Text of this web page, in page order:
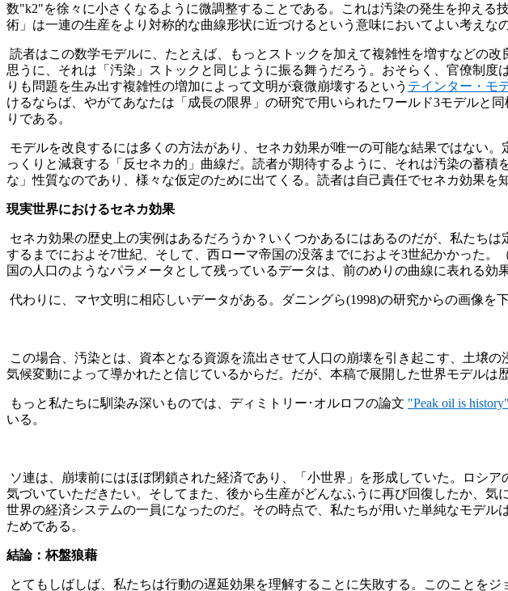
数"k2"を徐々に小さくなるように微調整することである。これは汚染の発生を抑え
術」は一連の生産をより対称的な曲線形状に近づけるという意味においてよい考えな
読者はこの数学モデルに、たとえば、もっとストックを加えて複雑性を増すなどの
思うに、それは「汚染」ストックと同じように振る舞うだろう。おそらく、官僚制
りも問題を生み出す複雑性の増加によって文明が衰微崩壊するという テインター・モ
けるならば、やがてあなたは「成長の限界」の研究で用いられたワールド3モデルと
りである。
モデルを改良するには多くの方法があり、セネカ効果が唯一の可能な結果ではない
っくりと減衰する「反セネカ的」曲線だ。読者が期待するように、それは汚染の蓄
な」性質なのであり、様々な仮定のために出てくる。読者は自己責任でセネカ効果を
現実世界におけるセネカ効果
セネカ効果の歴史上の実例はあるだろうか？いくつかあるにはあるのだが、私たち
するまでにおよそ7世紀、そして、西ローマ帝国の没落までにおよそ3世紀かかった
国の人口のようなパラメータとして残っているデータは、前のめりの曲線に表れる効
代わりに、マヤ文明に相応しいデータがある。ダニングら(1998)の研究からの画像を
この場合、汚染とは、資本となる資源を流出させて人口の崩壊を引き起こす、土壌
気候変動によって導かれたと信じているからだ。だが、本稿で展開した世界モデルは
もっと私たちに馴染み深いものでは、ディミトリー･オルロフの論文 "Peak oil is history"
いる。
ソ連は、崩壊前にはほぼ閉鎖された経済であり、「小世界」を形成していた。ロシ
気づいていただきたい。そしてまた、後から生産がどんなふうに再び回復したか、
世界の経済システムの一員になったのだ。その時点で、私たちが用いた単純なモデ
ためである。
結論：杯盤狼藉
とてもしばしば、私たちは行動の遅延効果を理解することに失敗する。このことをジ